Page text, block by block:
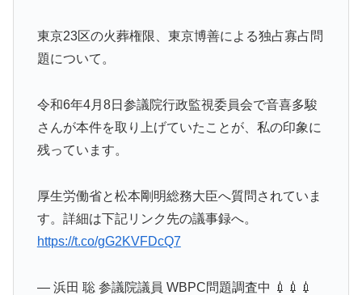
東京23区の火葬権限、東京博善による独占寡占問
題について。
令和6年4月8日参議院行政監視委員会で音喜多駿
さんが本件を取り上げていたことが、私の印象に
残っています。
厚生労働省と松本剛明総務大臣へ質問されていま
す。詳細は下記リンク先の議事録へ。
https://t.co/gG2KVFDcQ7
— 浜田 聡 参議院議員 WBPC問題調査中 💉💉💉